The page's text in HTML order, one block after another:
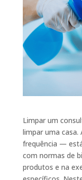
Limpar um
limpar uma casa.
frequência —
com normas de
produtos e na